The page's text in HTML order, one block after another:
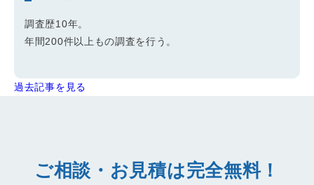
調査歴10年。
年間200件以上もの調査を行う。
過去記事を見る
ご相談・お見積は完全無料！